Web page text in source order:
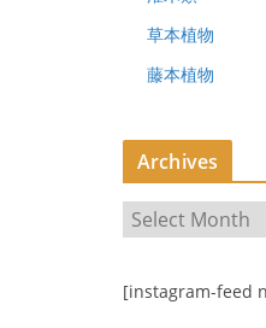
草本植物
藤本植物
Archives
r
h
[instagram-feed